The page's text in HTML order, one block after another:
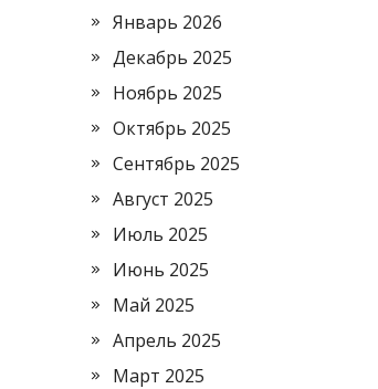
Январь 2026
Декабрь 2025
Ноябрь 2025
Октябрь 2025
Сентябрь 2025
Август 2025
Июль 2025
Июнь 2025
Май 2025
Апрель 2025
Март 2025